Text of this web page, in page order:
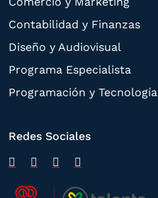
Contabilidad y Finanzas
Diseño y Audiovisual
Programa Especialista
Programación y Tecnología
Redes Sociales